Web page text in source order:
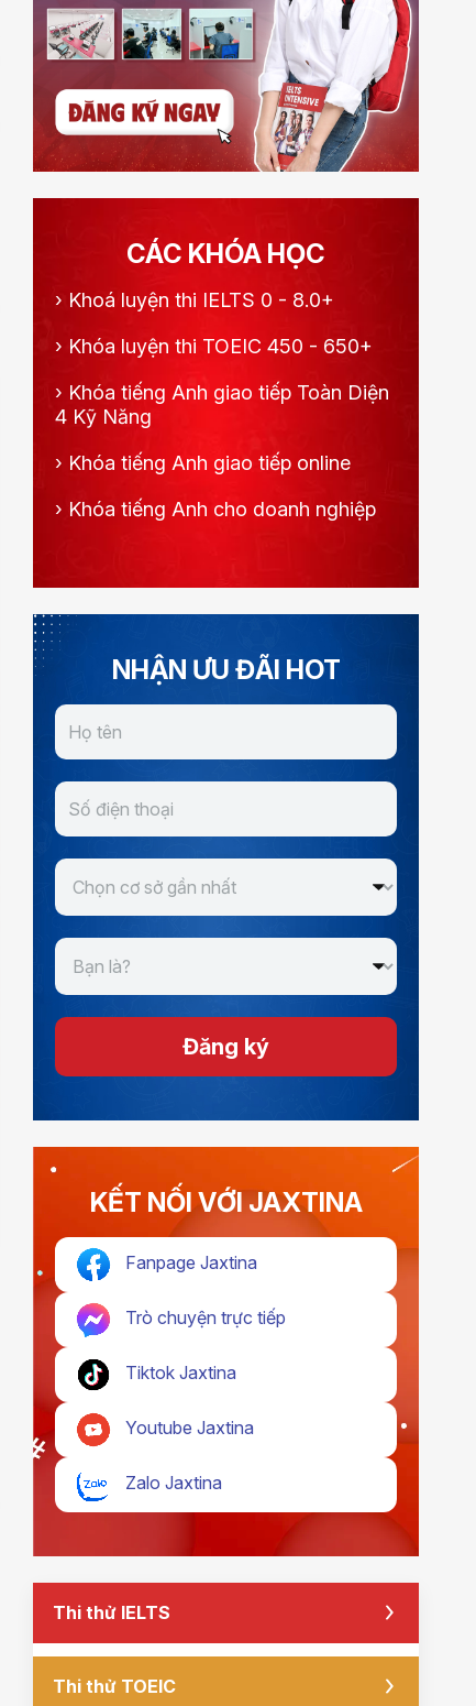
CÁC KHÓA HỌC
› Khoá luyện thi IELTS 0 - 8.0+
› Khóa luyện thi TOEIC 450 - 650+
› Khóa tiếng Anh giao tiếp Toàn Diện
4 Kỹ Năng
› Khóa tiếng Anh giao tiếp online
› Khóa tiếng Anh cho doanh nghiệp
NHẬN ƯU ĐÃI HOT
Đăng ký
KẾT NỐI VỚI JAXTINA
Fanpage Jaxtina
Trò chuyện trực tiếp
Tiktok Jaxtina
Youtube Jaxtina
Zalo Jaxtina
Thi thử IELTS
Thi thử TOEIC